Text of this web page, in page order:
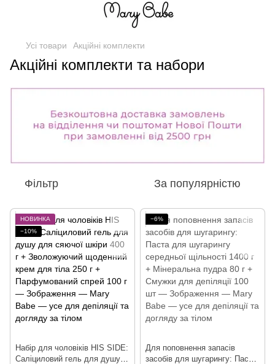
Усі товари Акційні комплекти
Акційні комплекти та набори
Фільтр За популярністю
НОВИНКА
−10%
Набір для чоловіків HIS SIDE:
Саліциловий гель для душу
−6%
Для поповнення запасів
засобів для шугарингу: Паста